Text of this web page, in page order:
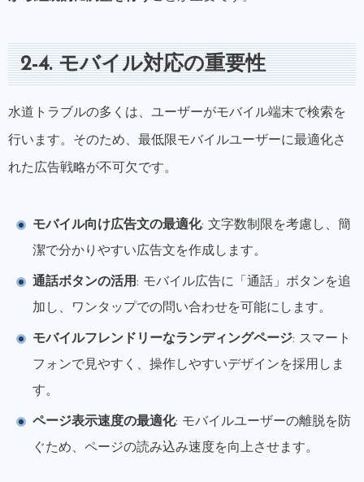
2-4. モバイル対応の重要性
水道トラブルの多くは、ユーザーがモバイル端末で検索を
行います。そのため、最低限モバイルユーザーに最適化さ
れた広告戦略が不可欠です。
モバイル向け広告文の最適化: 文字数制限を考慮し、簡
潔で分かりやすい広告文を作成します。
通話ボタンの活用: モバイル広告に「通話」ボタンを追
加し、ワンタップでの問い合わせを可能にします。
モバイルフレンドリーなランディングページ: スマート
フォンで見やすく、操作しやすいデザインを採用しま
す。
ページ表示速度の最適化: モバイルユーザーの離脱を防
ぐため、ページの読み込み速度を向上させます。